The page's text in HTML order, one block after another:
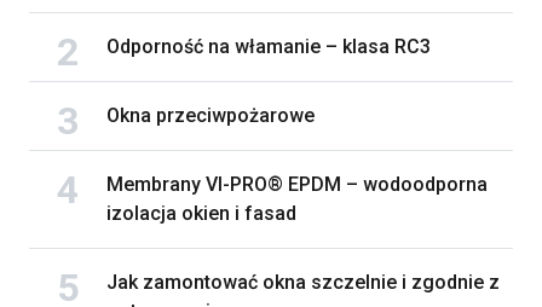
Odporność na włamanie – klasa RC3
Okna przeciwpożarowe
Membrany VI-PRO® EPDM – wodoodporna
izolacja okien i fasad
Jak zamontować okna szczelnie i zgodnie z